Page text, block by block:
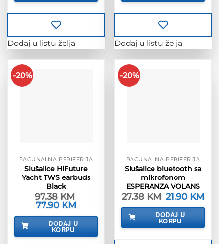
Dodaj u listu želja Dodaj u listu želja
-20%
RAČUNALNA PERIFERIJA
Slušalice HiFuture
Yacht TWS earbuds
Black
97.38KM
Izvorna
cijena
bila
97.38 KM.
77.90 KM
je:
77.90 KM.
DODAJ U
KORPU
-20%
RAČUNALNA PERIFERIJA
Slušalice bluetooth sa
mikrofonom
ESPERANZA VOLANS
27.38KM Izvorna
cijena
bila
je:
27.38 KM.
21.90 KM
je:
DODAJ U
KORPU